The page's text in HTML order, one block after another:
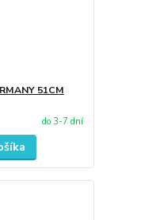
51CM
do 3-7 dní